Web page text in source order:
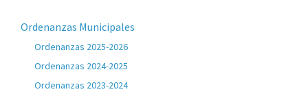
Ordenanzas Municipales
Ordenanzas 2025-2026
Ordenanzas 2024-2025
Ordenanzas 2023-2024